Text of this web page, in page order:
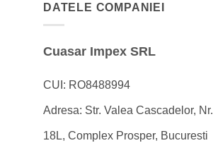
DATELE COMPANIEI
Cuasar Impex SRL
CUI: RO8488994
Adresa: Str. Valea Cascadelor, Nr.
18L, Complex Prosper, Bucuresti